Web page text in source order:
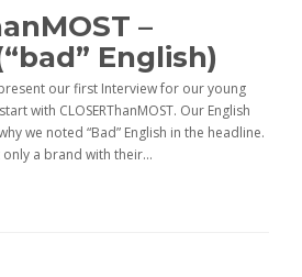
–
English)
our first Interview for our young
with CLOSERThanMOST. Our English
we noted “Bad” English in the headline.
a brand with their...